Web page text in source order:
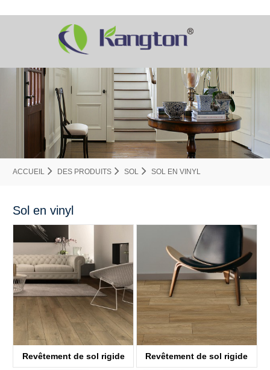
ACCUEIL DES PRODUITS SOL SOL EN VINYL
Sol en vinyl
Revêtement de sol rigide Revêtement de sol rigide